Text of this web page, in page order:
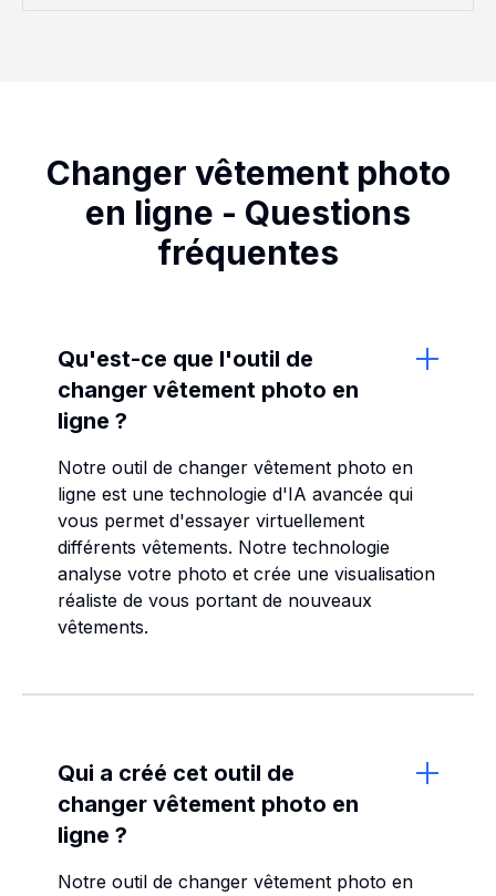
Changer vêtement photo
en ligne - Questions
fréquentes
Qu'est-ce que l'outil de
changer vêtement photo en
ligne ?
Notre outil de changer vêtement photo en
ligne est une technologie d'IA avancée qui
vous permet d'essayer virtuellement
différents vêtements. Notre technologie
analyse votre photo et crée une visualisation
réaliste de vous portant de nouveaux
vêtements.
Qui a créé cet outil de
changer vêtement photo en
ligne ?
Notre outil de changer vêtement photo en